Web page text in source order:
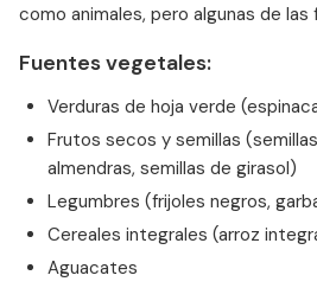
como animales, pero algunas de
Fuentes vegetales:
Verduras de hoja verde
Frutos secos y semillas
almendras, semillas de girasol)
Legumbres (frijoles negros,
Cereales integrales (arroz
Aguacates